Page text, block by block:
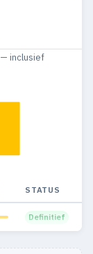
inclusief
STATUS
Definitief